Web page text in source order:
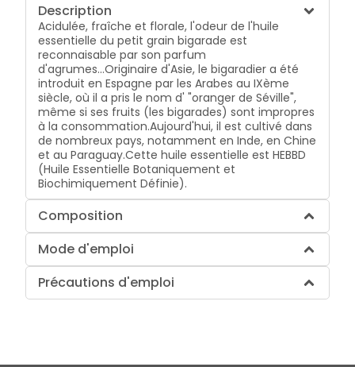
Description
Acidulée, fraîche et florale, l'odeur de l'huile
essentielle du petit grain bigarade est
reconnaisable par son parfum
d'agrumes...Originaire d'Asie, le bigaradier a été
introduit en Espagne par les Arabes au IXème
siècle, où il a pris le nom d' "oranger de Séville",
même si ses fruits (les bigarades) sont impropres
à la consommation.Aujourd'hui, il est cultivé dans
de nombreux pays, notamment en Inde, en Chine
et au Paraguay.Cette huile essentielle est HEBBD
(Huile Essentielle Botaniquement et
Biochimiquement Définie).
Composition
Mode d'emploi
Précautions d'emploi